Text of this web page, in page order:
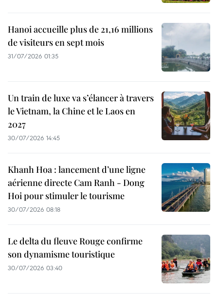
Hanoi accueille plus de 21,16 millions
de visiteurs en sept mois ​
31/07/2026 01:35
Un train de luxe va s’élancer à travers
le Vietnam, la Chine et le Laos en
2027
30/07/2026 14:45
Khanh Hoa : lancement d’une ligne
aérienne directe Cam Ranh - Dong
Hoi pour stimuler le tourisme
30/07/2026 08:18
Le delta du fleuve Rouge confirme
son dynamisme touristique
30/07/2026 03:40